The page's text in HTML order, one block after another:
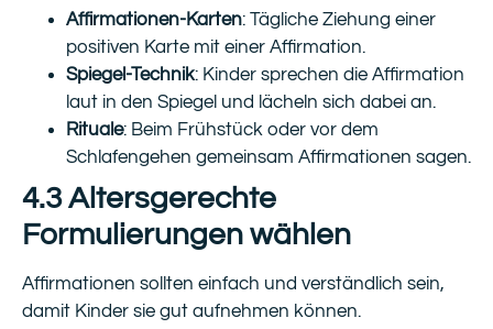
Affirmationen-Karten: Tägliche Ziehung einer
positiven Karte mit einer Affirmation.
Spiegel-Technik: Kinder sprechen die Affirmation
laut in den Spiegel und lächeln sich dabei an.
Rituale: Beim Frühstück oder vor dem
Schlafengehen gemeinsam Affirmationen sagen.
4.3 Altersgerechte
Formulierungen wählen
Affirmationen sollten einfach und verständlich sein,
damit Kinder sie gut aufnehmen können.